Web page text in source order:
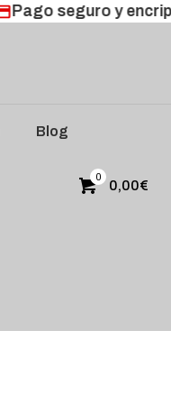
Pago seguro y
Blog
0
0,00€